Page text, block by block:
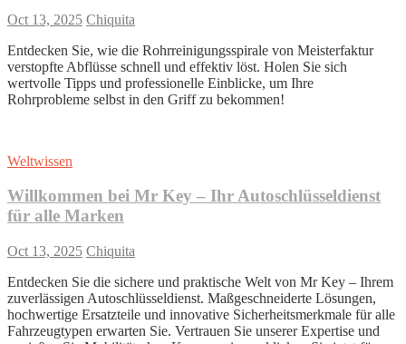
Oct 13, 2025 Chiquita
Entdecken Sie, wie die Rohrreinigungsspirale von Meisterfaktur
verstopfte Abflüsse schnell und effektiv löst. Holen Sie sich
wertvolle Tipps und professionelle Einblicke, um Ihre
Rohrprobleme selbst in den Griff zu bekommen!
Weltwissen
Willkommen bei Mr Key – Ihr Autoschlüsseldienst
für alle Marken
Oct 13, 2025 Chiquita
Entdecken Sie die sichere und praktische Welt von Mr Key – Ihrem
zuverlässigen Autoschlüsseldienst. Maßgeschneiderte Lösungen,
hochwertige Ersatzteile und innovative Sicherheitsmerkmale für alle
Fahrzeugtypen erwarten Sie. Vertrauen Sie unserer Expertise und